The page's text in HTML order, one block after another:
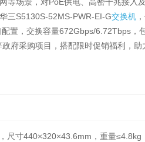
场景，对PoE供电、高密千兆接入
三S5130S-52MS-PWR-EI-G交换机
置，交换容量672Gbps/6.72Tbps，
府采购项目，搭配限时促销福利，
尺寸440×320×43.6mm，重量≤4.8kg